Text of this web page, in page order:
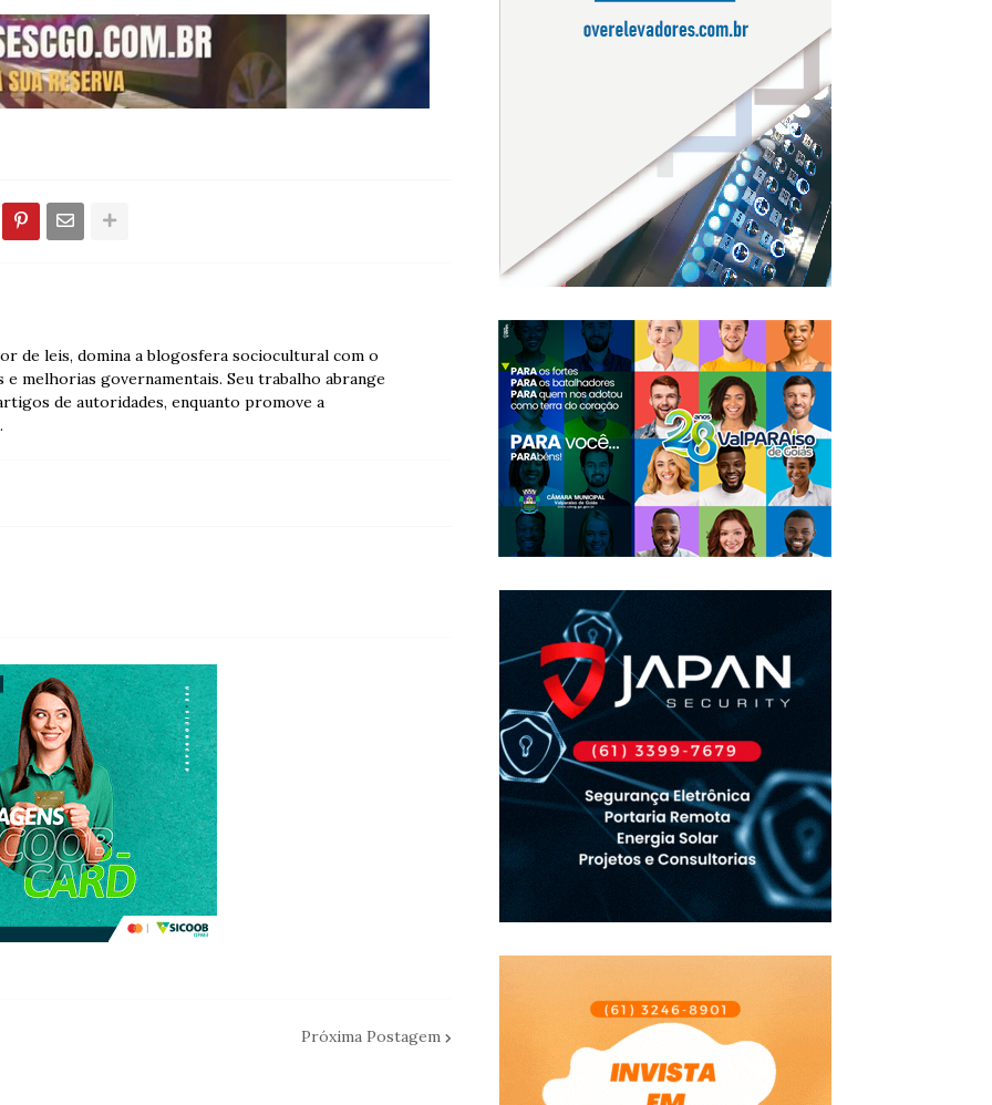
de leis, domina a blogosfera sociocultural com o
melhorias governamentais. Seu trabalho abrange
de autoridades, enquanto promove a
Próxima Postagem